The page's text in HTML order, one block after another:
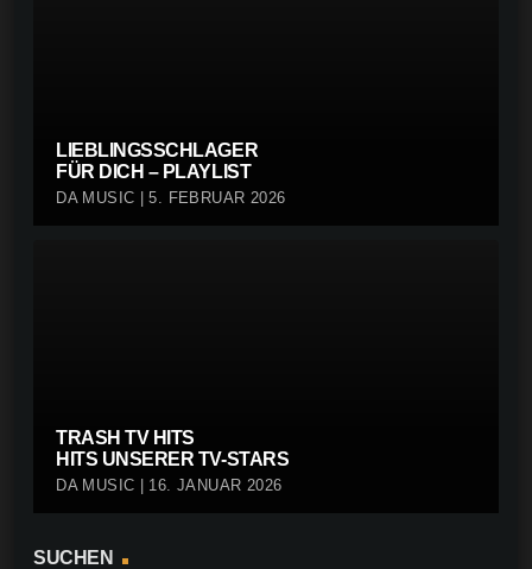
LIEBLINGSSCHLAGER
FÜR DICH – PLAYLIST
DA MUSIC | 5. FEBRUAR 2026
TRASH TV HITS
HITS UNSERER TV-STARS
DA MUSIC | 16. JANUAR 2026
SUCHEN